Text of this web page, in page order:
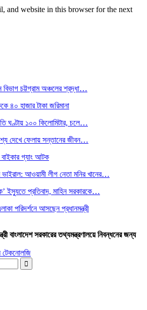
and website in this browser for the next
চট্টগ্রাম অঞ্চলের শ্রদ্ধা…
৪০ হাজার টাকা জরিমানা
ঘণ্টায় ১০০ কিলোমিটার, চলে…
দেখে ফেলায় সন্তানের জীবন…
বাইকার গ্যাং আটক
আওয়ামী লীগ নেতা মনির খানের…
ইস্যুতে প্রতিবাদ, মাহিন সরকারকে…
পরিদর্শনে আসছেন প্রধানমন্ত্রী
বাংলাদেশ সরকারের তথ্যমন্ত্রণালয়ে নিবন্ধনের জন্য
টেকনোলজি